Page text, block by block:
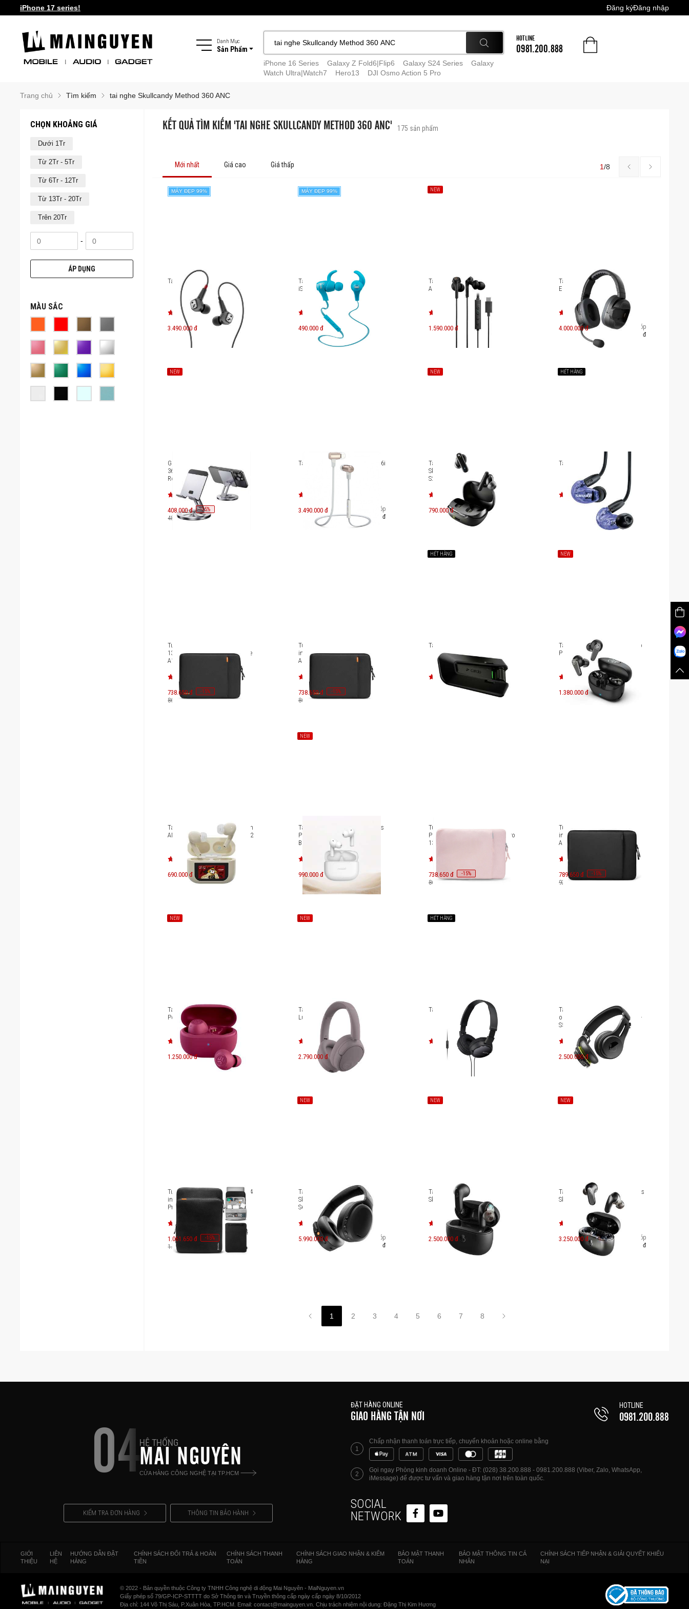
iPhone 17 series!
Mai Nguyen Rider Store - Đồ bảo hộ, camping, outdoor, multitool... Đăng kýĐăng nhập
Danh Mục
Sản Phẩm
iPhone 16 Series
Galaxy Z Fold6|Flip6 Galaxy S24 Series
Galaxy
Watch Ultra|Watch7
Hero13 DJI Osmo Action 5 Pro
HOTLINE
0981.200.888
Trang chủ Tìm kiếm tai nghe Skullcandy Method 360 ANC
CHỌN KHOẢNG GIÁ
Dưới 1Tr
Từ 2Tr - 5Tr
Từ 6Tr - 12Tr
Từ 13Tr - 20Tr
Trên 20Tr
-
ÁP DỤNG
MÀU SẮC
KẾT QUẢ TÌM KIẾM 'TAI NGHE SKULLCANDY METHOD 360 ANC' 175 sản phẩm
Mới nhất Giá cao Giá thấp 1/8
MÁY ĐẸP 99%
Tai nghe Sennheiser IE 80s
3.490.000 đ
MÁY ĐẸP 99%
Tai nghe Bluetooth Monster
iSport
490.000 đ
NEW
Tai nghe nhét tai USB-C ANC
Audio-Technica ATH-CKS330NC
1.590.000 đ
Tai nghe Cardo Packtalk
EDGEPHONES
4.000.000 đ
Trả góp
690.000 đ
NEW
Giá đỡ cao cấp Innostyle xoay
360 FlexView Aluminum
Rotating Stand AS-S1
408.000 đ -15%
480.000 đ
Tai nghe Bluetooth NuForce BE6i
3.490.000 đ
Trả góp
602.000 đ
NEW
Tai nghe True Wireless
Skullcandy Smokin’ Buds SK-
S2TAW
790.000 đ
HẾT HÀNG
Tai nghe Shure SE215
Túi chống sốc Macbook Air/Pro
13 inches Tomtoc 360 Protective
A13C2
738.650 đ -15%
869.000 đ
Túi chống sốc Macbook Pro 14
inches Tomtoc 360 Protective
A13D2
738.650 đ -15%
869.000 đ
HẾT HÀNG
Tai nghe Cardo Packtalk Pro
NEW
Tai nghe True Wireless JLab Go
Pods ANC
1.380.000 đ
Tai nghe True Wireless chống ồn
ANC Rockspace A5 Pro RAU0782
690.000 đ
NEW
Tai nghe chống ồn True Wireless
Pisen P2 ANC ENC Dualmode
BHD-TW13(GLB)
990.000 đ
Túi chống sốc Tomtoc 360
Protective cho New Macbook Pro
13 A13-C02
738.650 đ -15%
869.000 đ
Túi chống sốc Macbook Pro 16
inches Tomtoc 360 Protective
A13E2
789.650 đ -15%
929.000 đ
NEW
Tai nghe True Wireless JLab Go
Pop ANC
1.250.000 đ
NEW
Tai nghe Over-ear JLab JBuds
Lux ANC
2.790.000 đ
HẾT HÀNG
Tai nghe Sony MDR-ZX110AP
Tai nghe không dây chống ồn
on-ear Skullcandy Icon ANC SK-
S5IOW
2.500.000 đ
Túi xách chống sốc Macbook 14
inches Tomtoc 360 Protection
Premium [H13-C01D]
1.061.650 đ -15%
1.249.000 đ
NEW
Tai nghe không dây over-ear
Skullcandy Crusher ANC 2 SK-
S6CAW
5.990.000 đ
Trả góp
1.033.000 đ
NEW
Tai nghe True Wireless
Skullcandy Rail SK-S2RLW
2.500.000 đ
NEW
Tai nghe chống ồn True Wireless
Skullcandy Rail ANC SK-S2IPW
3.250.000 đ
Trả góp
561.000 đ
1 2 3 4 5 6 7 8
04HỆ THỐNG
MAI NGUYÊN
CỬA HÀNG CÔNG NGHỆ TẠI TP.HCM
KIỂM TRA ĐƠN HÀNG THÔNG TIN BẢO HÀNH
ĐẶT HÀNG ONLINE
GIAO HÀNG TẬN NƠI
HOTLINE
0981.200.888
1
Chấp nhận thanh toán trực tiếp, chuyển khoản hoặc online bằng
2
Gọi ngay Phòng kinh doanh Online - ĐT: (028) 38.200.888 - 0981.200.888 (Viber, Zalo, WhatsApp,
iMessage) để được tư vấn và giao hàng tận nơi trên toàn quốc.
SOCIAL
NETWORK
GIỚI
THIỆU
LIÊN
HỆ
HƯỚNG DẪN ĐẶT
HÀNG
CHÍNH SÁCH ĐỔI TRẢ & HOÀN
TIỀN
CHÍNH SÁCH THANH
TOÁN
CHÍNH SÁCH GIAO NHẬN & KIỂM
HÀNG
BẢO MẬT THANH
TOÁN
BẢO MẬT THÔNG TIN CÁ
NHÂN
CHÍNH SÁCH TIẾP NHẬN & GIẢI QUYẾT KHIẾU
NẠI
© 2022 - Bản quyền thuộc Công ty TNHH Công nghệ di động Mai Nguyên - MaiNguyen.vn
Giấy phép số 79/GP-ICP-STTTT do Sở Thông tin và Truyền thông cấp ngày cấp ngày 8/10/2012
Địa chỉ: 144 Võ Thị Sáu, P.Xuân Hòa, TP.HCM. Email: contact@mainguyen.vn. Chịu trách nhiệm nội dung: Đặng Thị Kim Hương